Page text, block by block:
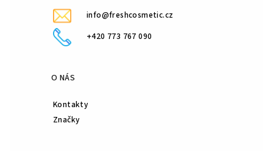
info@freshcosmetic.cz
+420 773 767 090
O NÁS
Kontakty
Značky